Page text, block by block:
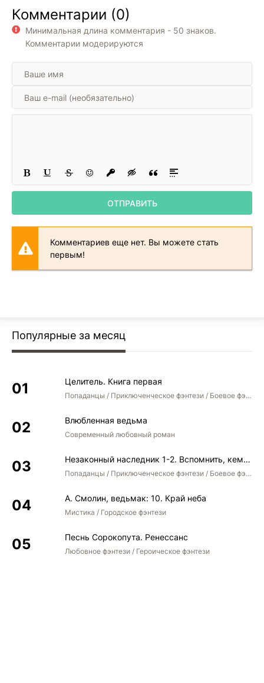
Комментарии (0)
Минимальная длина комментария - 50 знаков.
Комментарии модерируются
ОТПРАВИТЬ
Комментариев еще нет. Вы можете стать
первым!
Популярные за месяц
Целитель. Книга первая
Попаданцы / Приключенческое фэнтези / Боевое фэнтези
Влюбленная ведьма
Современный любовный роман
Незаконный наследник 1-2. Вспомнить, кем был. Стать собой. Остаться собой
Попаданцы / Приключенческое фэнтези / Боевое фэнтези / Юмористическое фэнтези
А. Смолин, ведьмак: 10. Край неба
Мистика / Городское фэнтези
Песнь Сорокопута. Ренессанс
Любовное фэнтези / Героическое фэнтези